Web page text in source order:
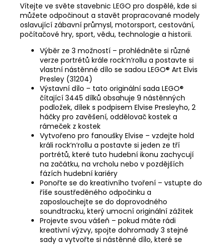
Vítejte ve světe stavebnic LEGO pro dospělé, kde si
můžete odpočinout a stavět propracované modely
oslavující zábavní průmysl, motorsport, cestování,
počítačové hry, sport, vědu, technologie a historii.
Výběr ze 3 možností – prohlédněte si různé
verze portrétů krále rock‘n‘rollu a postavte si
vlastní nástěnné dílo se sadou LEGO® Art Elvis
Presley (31204)
Výstavní dílo – tato originální sada LEGO®
čítající 3445 dílků obsahuje 9 nástěnných
podložek, dílek s podpisem Elvise Presleyho, 2
háčky pro zavěšení, oddělovač kostek a
rámeček z kostek
Vytvořeno pro fanoušky Elvise – vzdejte hold
králi rock‘n‘rollu a postavte si jeden ze tří
portrétů, které tuto hudební ikonu zachycují
na začátku, na vrcholu nebo v pozdějších
fázích hudební kariéry
Ponořte se do kreativního tvoření – vstupte do
říše soustředěného odpočinku a
zaposlouchejte se do doprovodného
soundtracku, který umocní originální zážitek
Projevte svou vášeň – pokud máte rádi
kreativní výzvy, spojte dohromady 3 stejné
sady a vytvořte si nástěnné dílo, které se